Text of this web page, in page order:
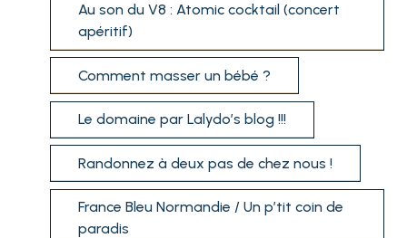
Au son du V8 : Atomic cocktail (concert
apéritif)
Comment masser un bébé ?
Le domaine par Lalydo’s blog !!!
Randonnez à deux pas de chez nous !
France Bleu Normandie / Un p’tit coin de
paradis